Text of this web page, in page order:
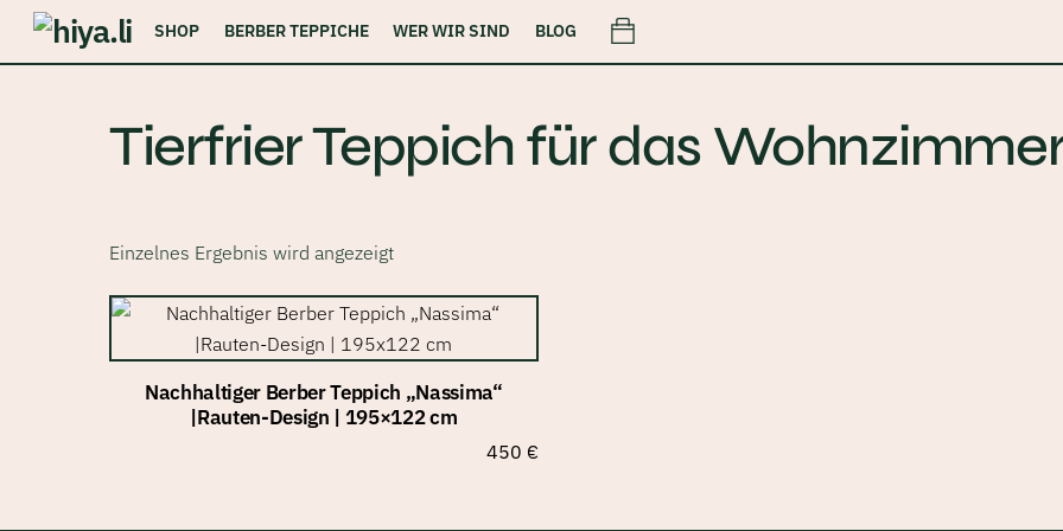
Skip
SHOP BERBER TEPPICHE WER WIR SIND BLOG
Tierfrier Teppich für das
Einzelnes Ergebnis wird angezeigt
Nachhaltiger Berber Teppich „Nassima“
|Rauten-Design | 195×122 cm
450 €